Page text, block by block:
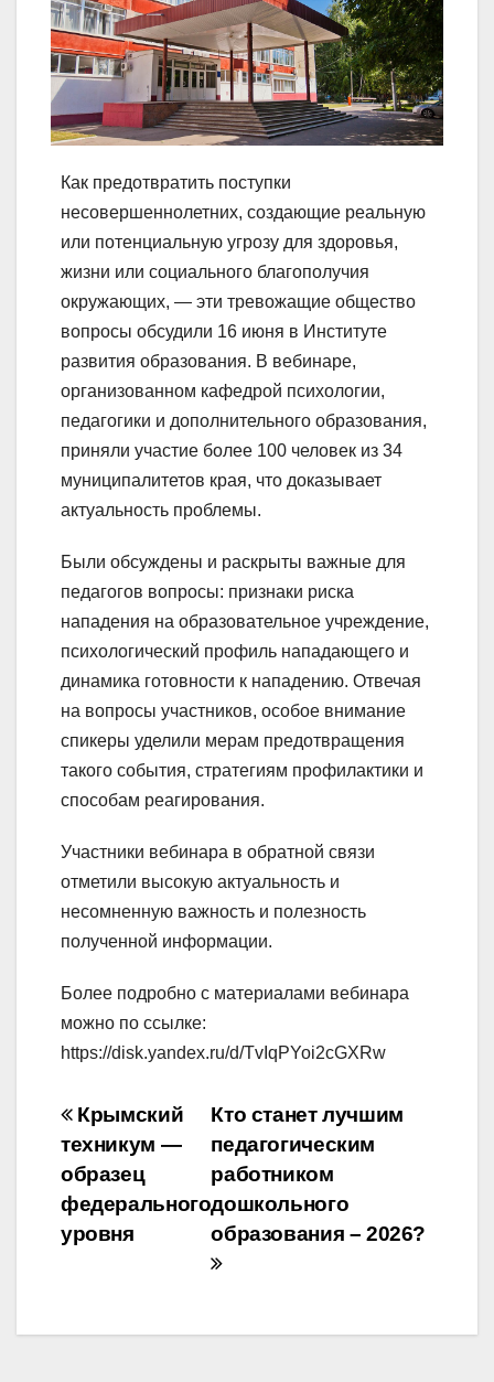
Как предотвратить поступки
несовершеннолетних, создающие реальную
или потенциальную угрозу для здоровья,
жизни или социального благополучия
окружающих, — эти тревожащие общество
вопросы обсудили 16 июня в Институте
развития образования. В вебинаре,
организованном кафедрой психологии,
педагогики и дополнительного образования,
приняли участие более 100 человек из 34
муниципалитетов края, что доказывает
актуальность проблемы.
Были обсуждены и раскрыты важные для
педагогов вопросы: признаки риска
нападения на образовательное учреждение,
психологический профиль нападающего и
динамика готовности к нападению. Отвечая
на вопросы участников, особое внимание
спикеры уделили мерам предотвращения
такого события, стратегиям профилактики и
способам реагирования.
Участники вебинара в обратной связи
отметили высокую актуальность и
несомненную важность и полезность
полученной информации.
Более подробно с материалами вебинара
можно по ссылке:
https://disk.yandex.ru/d/TvIqPYoi2cGXRw
Навигация
по
записям
Кто станет лучшим
педагогическим
работником
дошкольного
образования – 2026?
Крымский
техникум —
образец
федерального
уровня